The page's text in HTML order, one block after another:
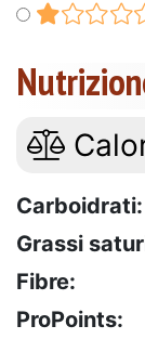
Carboidrati:
Grassi
Fibre:
ProPoints: